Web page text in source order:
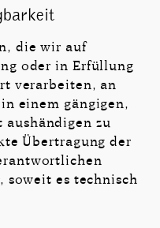
die wir auf
oder in Erfüllung
verarbeiten, an
einem gängigen,
aushändigen zu
Übertragung der
soweit es technisch